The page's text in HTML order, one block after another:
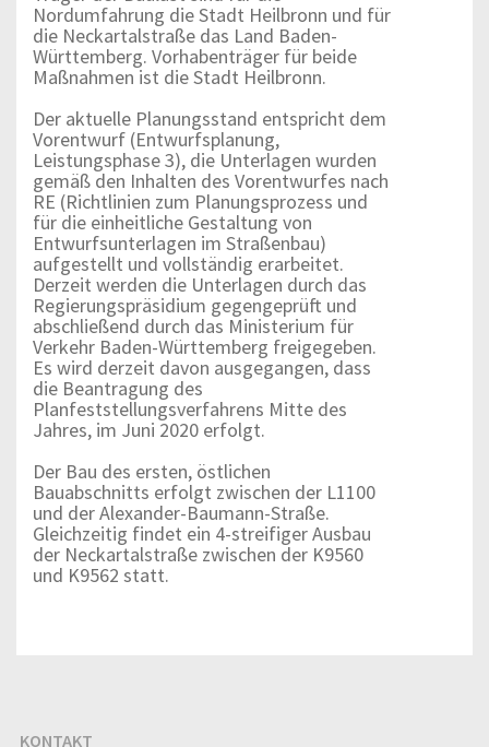
Nordumfahrung die Stadt Heilbronn und für
die Neckartalstraße das Land Baden-
Württemberg. Vorhabenträger für beide
Maßnahmen ist die Stadt Heilbronn.
Der aktuelle Planungsstand entspricht dem
Vorentwurf (Entwurfsplanung,
Leistungsphase 3), die Unterlagen wurden
gemäß den Inhalten des Vorentwurfes nach
RE (Richtlinien zum Planungsprozess und
für die einheitliche Gestaltung von
Entwurfsunterlagen im Straßenbau)
aufgestellt und vollständig erarbeitet.
Derzeit werden die Unterlagen durch das
Regierungspräsidium gegengeprüft und
abschließend durch das Ministerium für
Verkehr Baden-Württemberg freigegeben.
Es wird derzeit davon ausgegangen, dass
die Beantragung des
Planfeststellungsverfahrens Mitte des
Jahres, im Juni 2020 erfolgt.
Der Bau des ersten, östlichen
Bauabschnitts erfolgt zwischen der L1100
und der Alexander-Baumann-Straße.
Gleichzeitig findet ein 4-streifiger Ausbau
der Neckartalstraße zwischen der K9560
und K9562 statt.
KONTAKT